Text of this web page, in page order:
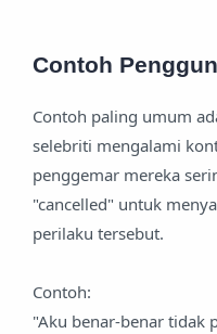
Contoh
Contoh paling umum
selebriti mengalami
penggemar mereka
"cancelled" untuk
perilaku tersebut.
Contoh:
"Aku benar-benar tidak